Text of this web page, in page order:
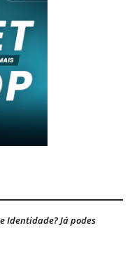
Identidade? Já podes